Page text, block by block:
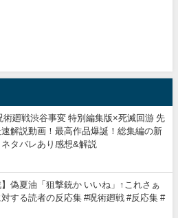
術廻戦渋谷事変 特別編集版×死滅回游 先
解説動画！最高作品爆誕！総集編の新
タバレあり感想&解説
】偽夏油「狙撃銃か いいね」↑これさぁ
する読者の反応集 #呪術廻戦 #反応集 #